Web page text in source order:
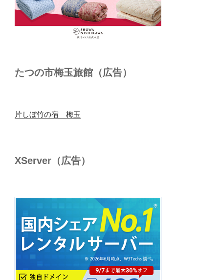
たつの市梅玉旅館（広告）
片しぼ竹の宿 梅玉
XServer（広告）